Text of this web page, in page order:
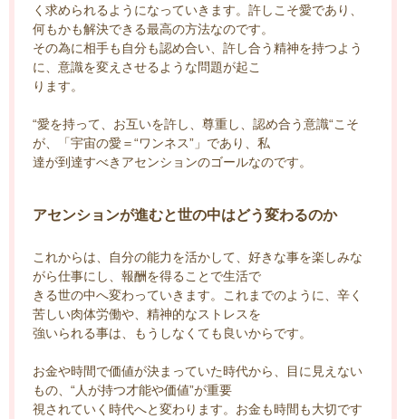
く求められるようになっていきます。許しこそ愛であり、
何もかも解決できる最高の方法なのです。
その為に相手も自分も認め合い、許し合う精神を持つよう
に、意識を変えさせるような問題が起こ
ります。
“愛を持って、お互いを許し、尊重し、認め合う意識“こそ
が、「宇宙の愛＝“ワンネス”」であり、私
達が到達すべきアセンションのゴールなのです。
アセンションが進むと世の中はどう変わるのか
これからは、自分の能力を活かして、好きな事を楽しみな
がら仕事にし、報酬を得ることで生活で
きる世の中へ変わっていきます。これまでのように、辛く
苦しい肉体労働や、精神的なストレスを
強いられる事は、もうしなくても良いからです。
お金や時間で価値が決まっていた時代から、目に見えない
もの、“人が持つ才能や価値”が重要
視されていく時代へと変わります。お金も時間も大切です